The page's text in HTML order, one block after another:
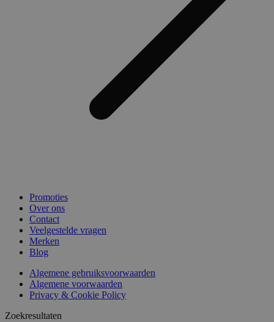
Promoties
Over ons
Contact
Veelgestelde vragen
Merken
Blog
Algemene gebruiksvoorwaarden
Algemene voorwaarden
Privacy & Cookie Policy
Zoekresultaten